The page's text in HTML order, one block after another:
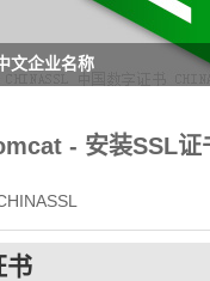
- 安装SSL证
书